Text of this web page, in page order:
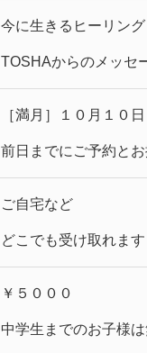
今に生きるヒーリング
TOSHAからのメッセ
［満月］１０月１０
前日までにご予約と
ご自宅など
どこでも受け取れます
￥５０００
中学生までのお子様